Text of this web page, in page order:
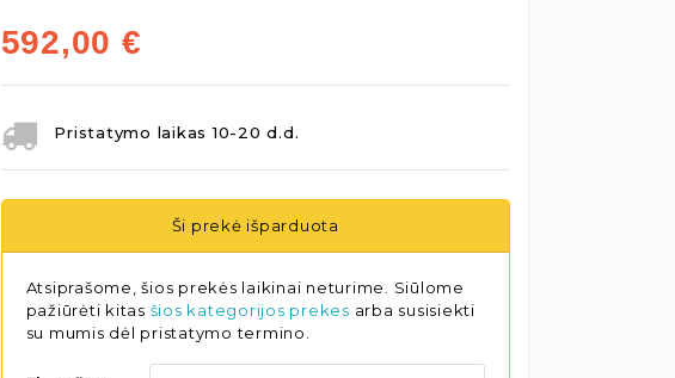
592,00 €
Pristatymo laikas 10-20 d.d.
Ši prekė išparduota
Atsiprašome, šios prekės laikinai neturime. Siūlome
pažiūrėti kitas šios kategorijos prekes arba susisiekti
su mumis dėl pristatymo termino.